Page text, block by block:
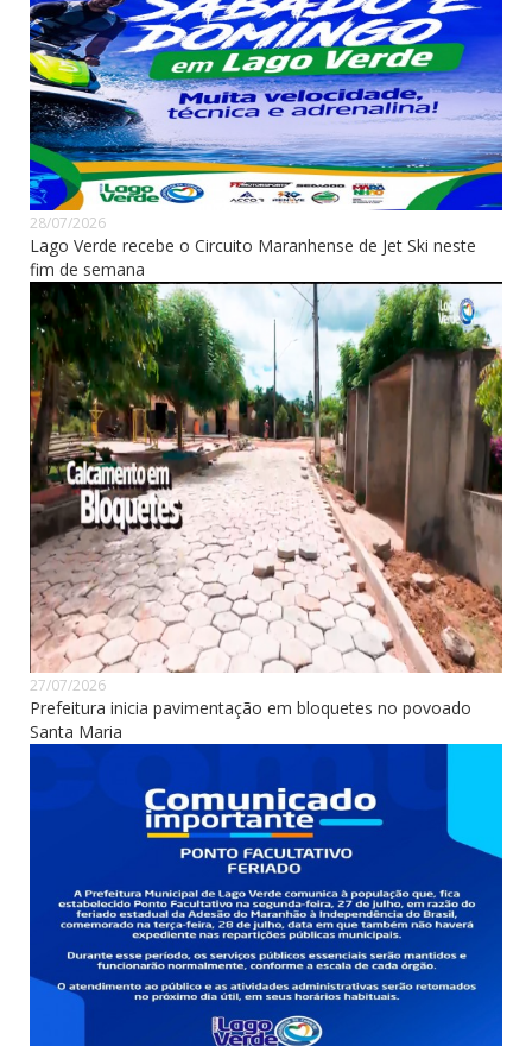
28/07/2026
Lago Verde recebe o Circuito Maranhense de Jet Ski neste
fim de semana
27/07/2026
Prefeitura inicia pavimentação em bloquetes no povoado
Santa Maria